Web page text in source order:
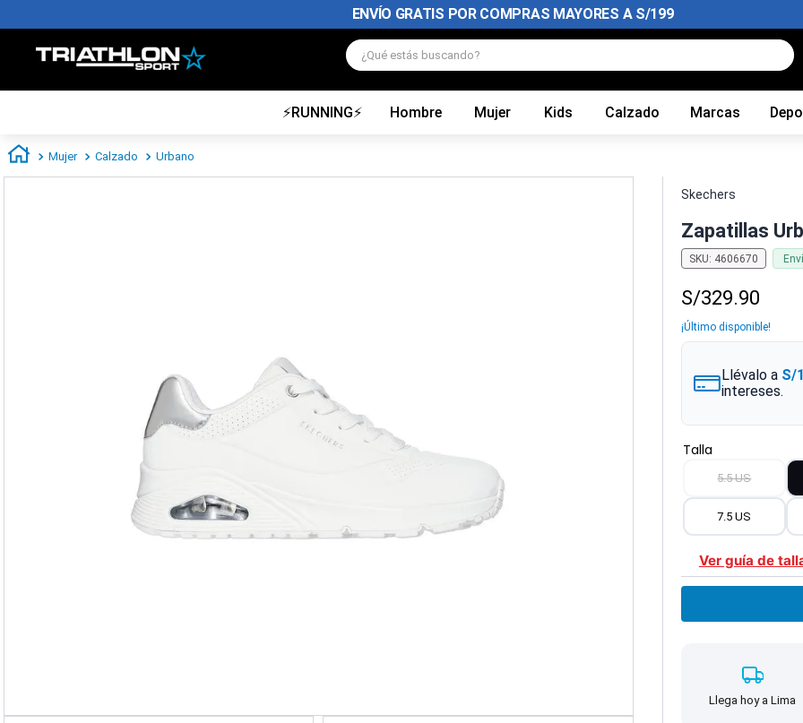
ENVÍO GRATIS POR COMPRAS MAYORES A S/199
¿Qué estás buscando?
⚡RUNNING⚡ Hombre Mujer Kids Calzado Marcas
Mujer Calzado Urbano
Skechers
Zapatillas
SKU: 4606670
S/329.90
¡Último disponible!
Llévalo a S/
intereses.
Talla
5.5 US
7.5 US
Ver guía de
Llega hoy a Lima
TÉRMINOS MÁS BUSCADOS
2.
zapatillas nike